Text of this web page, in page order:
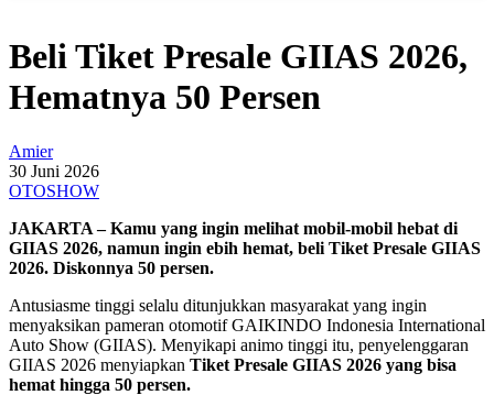
Beli Tiket Presale GIIAS 2026,
Hematnya 50 Persen
Amier
30 Juni 2026
OTOSHOW
JAKARTA – Kamu yang ingin melihat mobil-mobil hebat di
GIIAS 2026, namun ingin ebih hemat, beli Tiket Presale GIIAS
2026. Diskonnya 50 persen.
Antusiasme tinggi selalu ditunjukkan masyarakat yang ingin
menyaksikan pameran otomotif GAIKINDO Indonesia International
Auto Show (GIIAS). Menyikapi animo tinggi itu, penyelenggaran
GIIAS 2026 menyiapkan Tiket Presale GIIAS 2026 yang bisa
hemat hingga 50 persen.